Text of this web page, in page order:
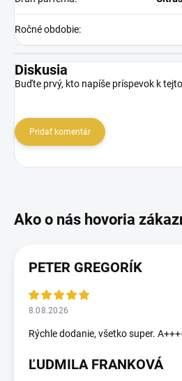
Ročné obdobie:
Diskusia
Buďte prvý, kto napíše príspevok k
Pridať komentár
PETER GREGORÍK
8.08.2026
Rýchle dodanie, všetko super.
ĽUDMILA FRANKOVÁ